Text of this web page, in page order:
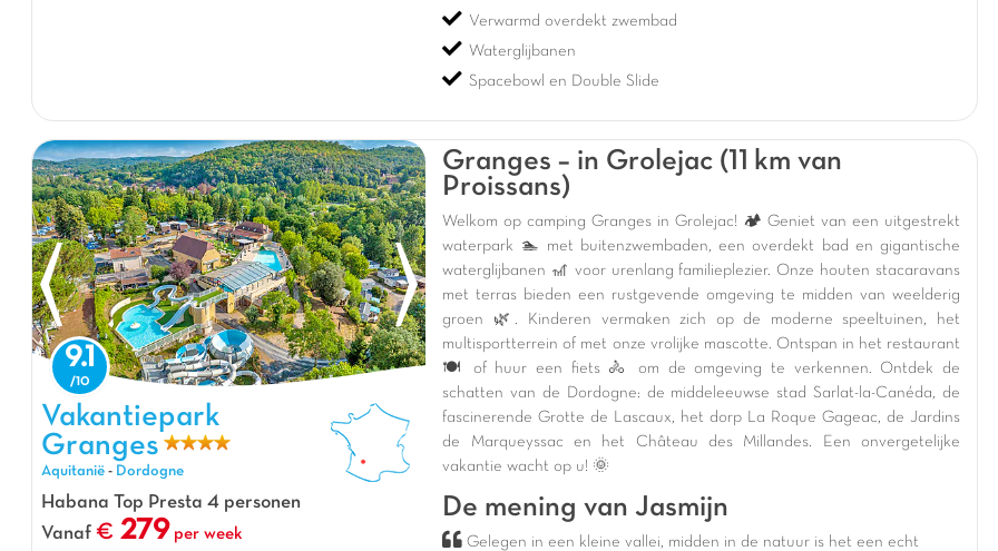
Verwarmd overdekt zwembad
Waterglijbanen
Spacebowl en Double Slide
Vakantiepark Granges, Vakantiepark Aquitanië
9.1
Vakantiepark
Granges
Aquitanië - Dordogne
Habana Top Presta 4 personen
Vanaf
279 per week
Granges – in Grolejac (11 km van
Proissans)
Welkom op camping Granges in Grolejac! 🏕️ Geniet van een uitgestrekt
waterpark 🏊 met buitenzwembaden, een overdekt bad en gigantische
waterglijbanen 🎢 voor urenlang familieplezier. Onze houten stacaravans
met terras bieden een rustgevende omgeving te midden van weelderig
groen 🌿. Kinderen vermaken zich op de moderne speeltuinen, het
multisportterrein of met onze vrolijke mascotte. Ontspan in het restaurant
🍽️ of huur een fiets 🚴 om de omgeving te verkennen. Ontdek de
schatten van de Dordogne: de middeleeuwse stad Sarlat-la-Canéda, de
fascinerende Grotte de Lascaux, het dorp La Roque Gageac, de Jardins
de Marqueyssac en het Château des Millandes. Een onvergetelijke
vakantie wacht op u! 🌞
De mening van Jasmijn
Gelegen in een kleine vallei, midden in de natuur is het een echt